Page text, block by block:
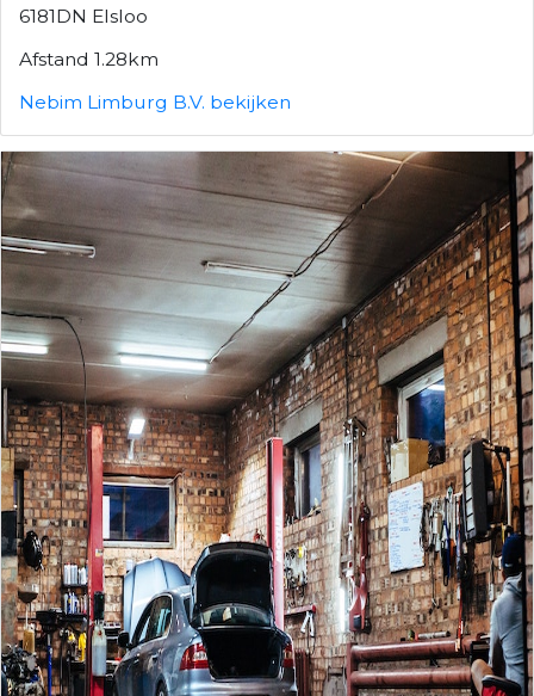
6181DN Elsloo
Afstand 1.28km
Nebim Limburg B.V. bekijken